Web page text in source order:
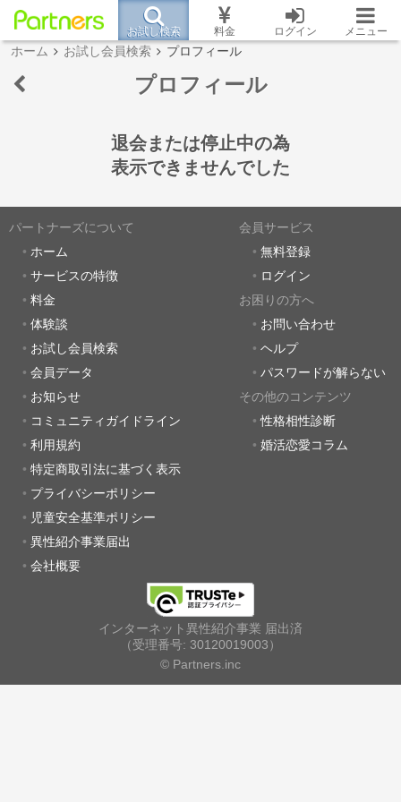
お試し検索 料金 ログイン メニュー
ホーム お試し会員検索 プロフィール
プロフィール
退会または停止中の為
表示できませんでした
パートナーズについて
ホーム
サービスの特徴
料金
体験談
お試し会員検索
会員データ
お知らせ
コミュニティガイドライン
利用規約
特定商取引法に基づく表示
プライバシーポリシー
児童安全基準ポリシー
異性紹介事業届出
会社概要
会員サービス
無料登録
ログイン
お困りの方へ
お問い合わせ
ヘルプ
パスワードが解らない
その他のコンテンツ
性格相性診断
婚活恋愛コラム
インターネット異性紹介事業 届出済
（受理番号: 30120019003）
© Partners.inc